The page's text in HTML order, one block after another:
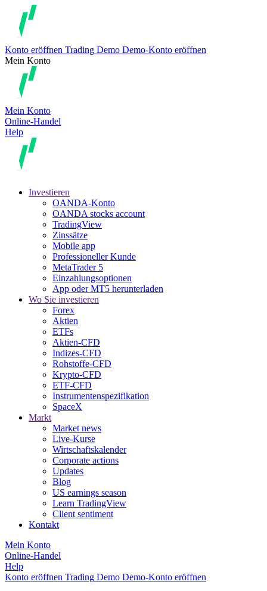
Konto eröffnen Trading Demo Demo-Konto eröffnen
Mein Konto
Mein Konto
Online-Handel
Help
Investieren
OANDA-Konto
OANDA stocks account
TradingView
Zinssätze
Mobile app
Professioneller Kunde
MetaTrader 5
Einzahlungsoptionen
App oder MT5 herunterladen
Wo Sie investieren
Forex
Aktien
ETFs
Aktien-CFD
Indizes-CFD
Rohstoffe-CFD
Krypto-CFD
ETF-CFD
Instrumentenspezifikation
SpaceX
Markt
Market news
Live-Kurse
Wirtschaftskalender
Corporate actions
Updates
Blog
US earnings season
Learn TradingView
Client sentiment
Kontakt
Mein Konto
Online-Handel
Help
Konto eröffnen Trading Demo Demo-Konto eröffnen